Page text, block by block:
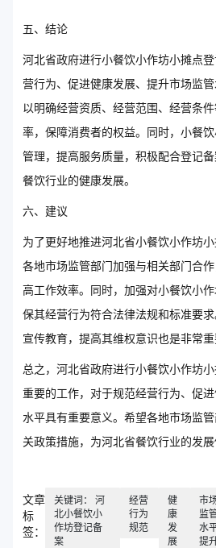
五、结论
河北省政府进行小餐饮小作坊小摊点
营行为、促进健康发展、提升市场监
以明确经营资质、经营范围、经营条
率，保障消费者的权益。同时，小餐
管理，提高服务质量，积极配合登记
餐饮行业的健康发展。
六、建议
为了更好地推进河北省小餐饮小作坊
各地市场监管部门加强与相关部门合
高工作效率。同时，加强对小餐饮小
保其经营行为符合法律法规和标准要
宣传教育，提高其维权意识也是非常重
总之，河北省政府进行小餐饮小作坊
重要的工作，对于规范经营行为、促
水平具有重要意义。希望各地市场监
关政策措施，为河北省餐饮行业的发展
文章
标
签：
关键词： 河
北小餐饮小
作坊登记备
案
经营
行为
规范
健
康
发
展
市
监
水
提